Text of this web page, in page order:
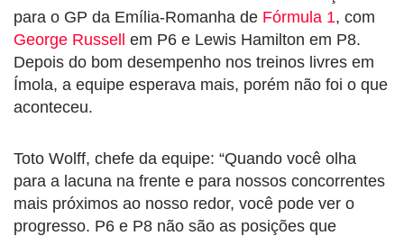
para o GP da Emília-Romanha de Fórmula 1, com
George Russell em P6 e Lewis Hamilton em P8.
Depois do bom desempenho nos treinos livres em
Ímola, a equipe esperava mais, porém não foi o que
aconteceu.
Toto Wolff, chefe da equipe: “Quando você olha
para a lacuna na frente e para nossos concorrentes
mais próximos ao nosso redor, você pode ver o
progresso. P6 e P8 não são as posições que